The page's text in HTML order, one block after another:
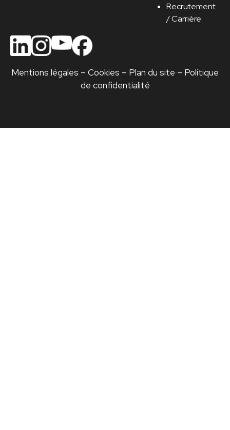
Recrutement
/ Carrière
Mentions légales – Cookies – Plan du site – Politique
de confidentialité